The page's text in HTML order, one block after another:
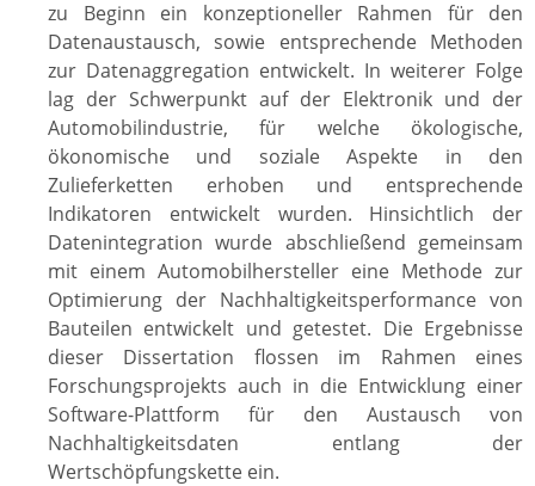
zu Beginn ein konzeptioneller Rahmen für den
Datenaustausch, sowie entsprechende Methoden
zur Datenaggregation entwickelt. In weiterer Folge
lag der Schwerpunkt auf der Elektronik und der
Automobilindustrie, für welche ökologische,
ökonomische und soziale Aspekte in den
Zulieferketten erhoben und entsprechende
Indikatoren entwickelt wurden. Hinsichtlich der
Datenintegration wurde abschließend gemeinsam
mit einem Automobilhersteller eine Methode zur
Optimierung der Nachhaltigkeitsperformance von
Bauteilen entwickelt und getestet. Die Ergebnisse
dieser Dissertation flossen im Rahmen eines
Forschungsprojekts auch in die Entwicklung einer
Software-Plattform für den Austausch von
Nachhaltigkeitsdaten entlang der
Wertschöpfungskette ein.